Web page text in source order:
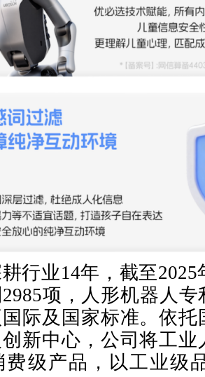
行业14年，截至2025
项，人形机器人
际及国家标准。依
新中心，公司将工
费级产品，以工业级